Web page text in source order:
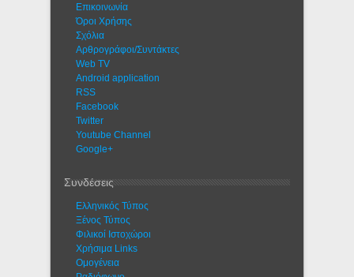
Eπικοινωνία
Όροι Χρήσης
Σχόλια
Αρθρογράφοι/Συντάκτες
Web TV
Android application
RSS
Facebook
Twitter
Youtube Channel
Google+
Συνδέσεις
Ελληνικός Τύπος
Ξένος Τύπος
Φιλικοί Ιστοχώροι
Χρήσιμα Links
Ομογένεια